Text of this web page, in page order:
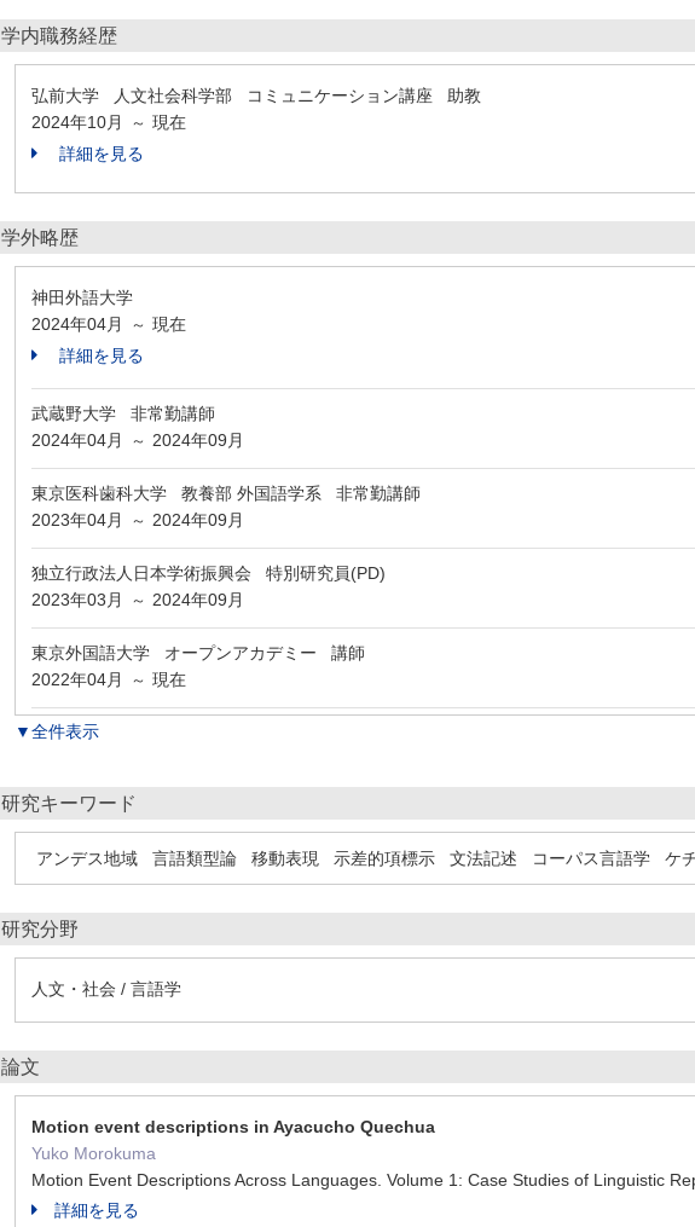
学内職務経歴
弘前大学 人文社会科学部 コミュニケーション講座 助教
2024年10月
～ 現在
詳細を見る
学外略歴
神田外語大学
2024年04月
～ 現在
詳細を見る
武蔵野大学 非常勤講師
2024年04月
～ 2024年09月
東京医科歯科大学 教養部 外国語学系 非常勤講師
2023年04月
～ 2024年09月
独立行政法人日本学術振興会 特別研究員(PD)
2023年03月
～ 2024年09月
東京外国語大学 オープンアカデミー 講師
2022年04月
～ 現在
▼全件表示
研究キーワード
アンデス地域 言語類型論 移動表現 示差的項標示 文法記述 コーパス言語学 ケ
研究分野
人文・社会 / 言語学
論文
Motion event descriptions in Ayacucho Quechua
Yuko Morokuma
Motion Event Descriptions Across Languages. Volume 1: Case Studies of
詳細を見る